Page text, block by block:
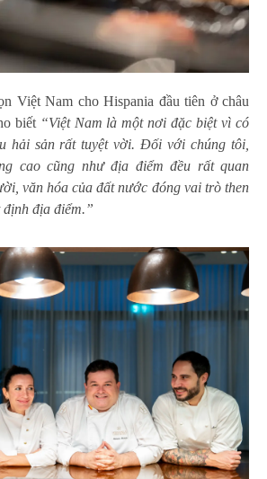
Việt Nam cho Hispania đầu tiên ở châu
biết “Việt Nam là một nơi đặc biệt vì có
hải sản rất tuyệt vời. Đối với chúng tôi,
cao cũng như địa điểm đều rất quan
văn hóa của đất nước đóng vai trò then
định địa điểm.”